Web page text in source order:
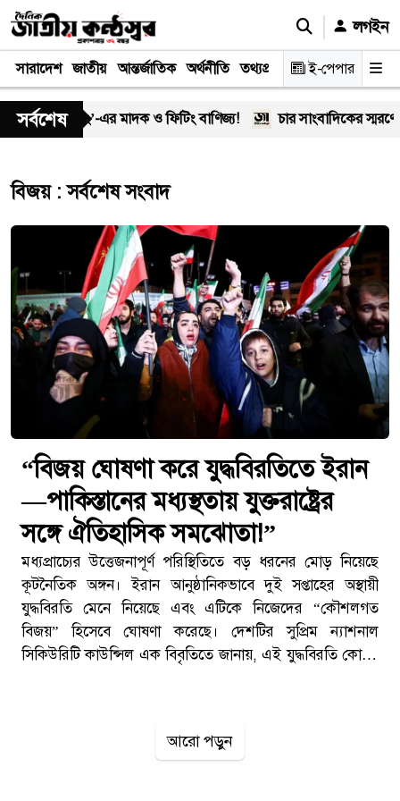
লগইন
সারাদেশ জাতীয় আন্তর্জাতিক অর্থনীতি তথ্যপ্রযুক্তি স্বাস্থ্য আইন-
ই-পেপার
সর্বশেষ
‘অসীম-গং’-এর মাদক ও ফিটিং বাণিজ্য! চার সাংবাদিকের স্মরণে
বিজয় : সর্বশেষ সংবাদ
“বিজয় ঘোষণা করে যুদ্ধবিরতিতে ইরান
—পাকিস্তানের মধ্যস্থতায় যুক্তরাষ্ট্রের
সঙ্গে ঐতিহাসিক সমঝোতা!”
মধ্যপ্রাচ্যের উত্তেজনাপূর্ণ পরিস্থিতিতে বড় ধরনের মোড় নিয়েছে
কূটনৈতিক অঙ্গন। ইরান আনুষ্ঠানিকভাবে দুই সপ্তাহের অস্থায়ী
যুদ্ধবিরতি মেনে নিয়েছে এবং এটিকে নিজেদের “কৌশলগত
বিজয়” হিসেবে ঘোষণা করেছে। দেশটির সুপ্রিম ন্যাশনাল
সিকিউরিটি কাউন্সিল এক বিবৃতিতে জানায়, এই যুদ্ধবিরতি কোনো
জানা গেছে। ইরানের রাষ্ট্রীয় সংবাদমাধ্যম মেহর নিউজ এজেন্সি-
আরো পড়ুন